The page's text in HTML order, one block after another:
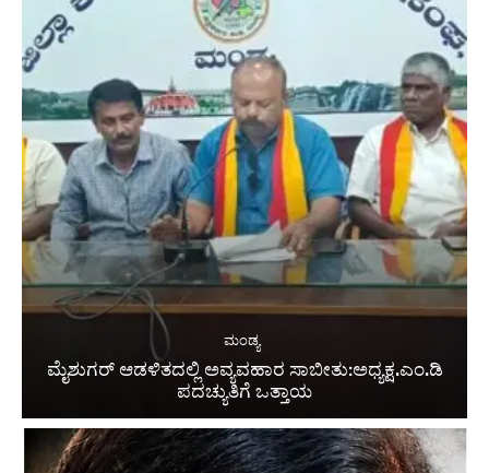
ಮಂಡ್ಯ
ಮೈಶುಗರ್ ಆಡಳಿತದಲ್ಲಿ ಅವ್ಯವಹಾರ ಸಾಬೀತು:ಅಧ್ಯಕ್ಷ.ಎಂ.ಡಿ
ಪದಚ್ಯುತಿಗೆ ಒತ್ತಾಯ